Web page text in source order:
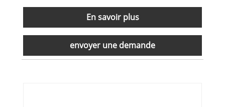
En savoir plus
envoyer une demande